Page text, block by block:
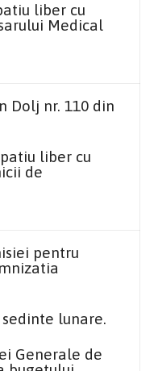
liber cu
Medical
Dolj nr. 110 din
liber cu
de
pentru
lunare.
Generale de